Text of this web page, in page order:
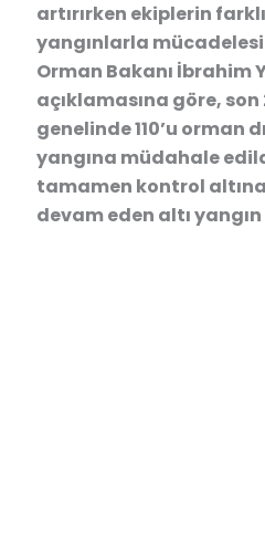
artırırken ekiplerin
yangınlarla mücadelesi
Orman Bakanı İbrahim
açıklamasına göre,
genelinde 110’u orman
yangına müdahale
tamamen kontrol altına
devam eden altı